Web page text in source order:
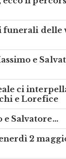
ecco il
funerali
e
ci
e Lorefice
e Salvatore...
2